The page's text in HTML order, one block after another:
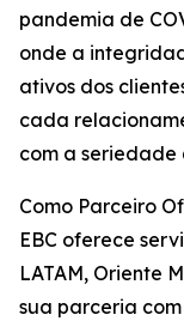
pandemia de
onde a
ativos dos
cada
com a seriedade
Como Parceiro
EBC oferece
LATAM, Oriente
sua parceria